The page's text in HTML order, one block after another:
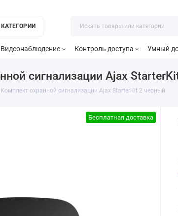
КАТЕГОРИИ
Видеонаблюдение Контроль доступа Умный
сигнализации Ajax
Комплект охранной сигнализации Ajax StarterKit 2 черный
Бесплатная доставка